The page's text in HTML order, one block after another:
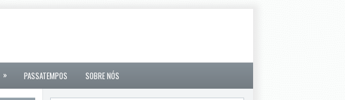
» PASSATEMPOS SOBRE NÓS